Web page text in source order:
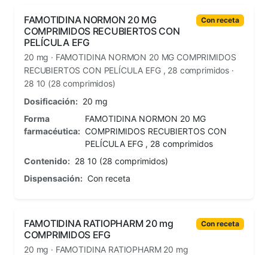
FAMOTIDINA NORMON 20 MG
COMPRIMIDOS RECUBIERTOS CON
PELÍCULA EFG
Con receta
20 mg · FAMOTIDINA NORMON 20 MG COMPRIMIDOS
RECUBIERTOS CON PELÍCULA EFG , 28 comprimidos ·
28 10 (28 comprimidos)
Dosificación: 20 mg
Forma
farmacéutica:
FAMOTIDINA NORMON 20 MG
COMPRIMIDOS RECUBIERTOS CON
PELÍCULA EFG , 28 comprimidos
Contenido: 28 10 (28 comprimidos)
Dispensación: Con receta
FAMOTIDINA RATIOPHARM 20 mg
COMPRIMIDOS EFG
Con receta
20 mg · FAMOTIDINA RATIOPHARM 20 mg